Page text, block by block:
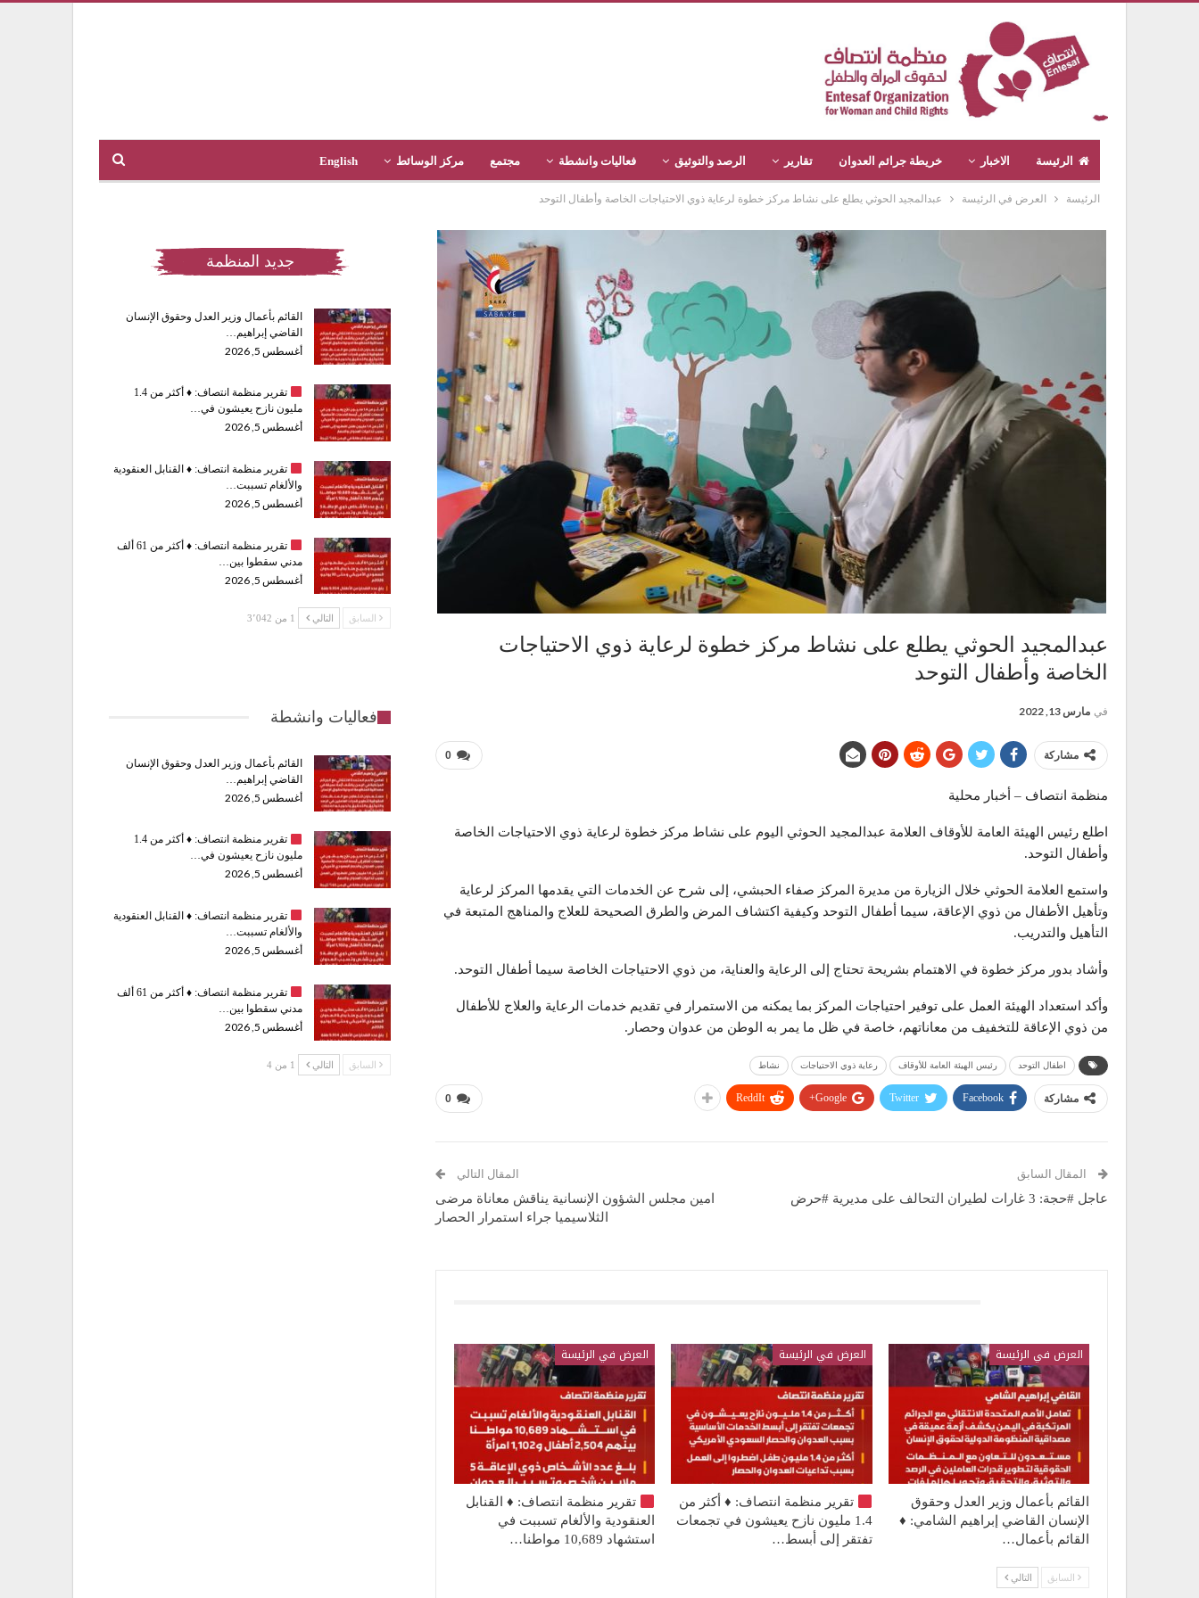
الرئيسة الاخبار خريطة جرائم العدوان تقارير الرصد والتوثيق فعاليات وانشطة مجتمع مركز الوسائط English
الرئيسة العرض في الرئيسة عبدالمجيد الحوثي يطلع على نشاط مركز خطوة لرعاية ذوي الاحتياجات الخاصة وأطفال التوحد
عبدالمجيد الحوثي يطلع على نشاط مركز خطوة لرعاية ذوي الاحتياجات
الخاصة وأطفال التوحد
في مارس 13, 2022
0 مشاركة
منظمة انتصاف – أخبار محلية
اطلع رئيس الهيئة العامة للأوقاف العلامة عبدالمجيد الحوثي اليوم على نشاط مركز خطوة لرعاية ذوي الاحتياجات الخاصة
وأطفال التوحد.
واستمع العلامة الحوثي خلال الزيارة من مديرة المركز صفاء الحبشي، إلى شرح عن الخدمات التي يقدمها المركز لرعاية
وتأهيل الأطفال من ذوي الإعاقة، سيما أطفال التوحد وكيفية اكتشاف المرض والطرق الصحيحة للعلاج والمناهج المتبعة في
التأهيل والتدريب.
وأشاد بدور مركز خطوة في الاهتمام بشريحة تحتاج إلى الرعاية والعناية، من ذوي الاحتياجات الخاصة سيما أطفال التوحد.
وأكد استعداد الهيئة العمل على توفير احتياجات المركز بما يمكنه من الاستمرار في تقديم خدمات الرعاية والعلاج للأطفال
من ذوي الإعاقة للتخفيف من معاناتهم، خاصة في ظل ما يمر به الوطن من عدوان وحصار.
اطفال التوحد رئيس الهيئة العامة للأوقاف رعاية ذوي الاحتياجات نشاط
0 مشاركة Facebook
Twitter
Google+
ReddIt
المقال السابق
عاجل #حجة: 3 غارات لطيران التحالف على مديرية #حرض
المقال التالي
امين مجلس الشؤون الإنسانية يناقش معاناة مرضى
الثلاسيميا جراء استمرار الحصار
العرض في الرئيسة
القائم بأعمال وزير العدل وحقوق
الإنسان القاضي إبراهيم الشامي: ♦️
القائم بأعمال…
العرض في الرئيسة
تقرير منظمة انتصاف: ♦️ أكثر من
1.4 مليون نازح يعيشون في تجمعات
تفتقر إلى أبسط…
العرض في الرئيسة
تقرير منظمة انتصاف: ♦️القنابل
العنقودية والألغام تسببت في
استشهاد 10,689 مواطنا…
السابق التالي
جديد المنظمة
القائم بأعمال وزير العدل وحقوق الإنسان
القاضي إبراهيم…
أغسطس 5, 2026
تقرير منظمة انتصاف: ♦️
أكثر من 1.4
مليون نازح يعيشون في…
أغسطس 5, 2026
تقرير منظمة انتصاف: ♦️القنابل العنقودية
والألغام تسببت…
أغسطس 5, 2026
تقرير منظمة انتصاف: ♦️
أكثر من 61 ألف
مدني سقطوا بين…
أغسطس 5, 2026
السابق التالي 1 من 3٬042
فعاليات وانشطة
القائم بأعمال وزير العدل وحقوق الإنسان
القاضي إبراهيم…
أغسطس 5, 2026
تقرير منظمة انتصاف: ♦️
أكثر من 1.4
مليون نازح يعيشون في…
أغسطس 5, 2026
تقرير منظمة انتصاف: ♦️القنابل العنقودية
والألغام تسببت…
أغسطس 5, 2026
تقرير منظمة انتصاف: ♦️
أكثر من 61 ألف
مدني سقطوا بين…
أغسطس 5, 2026
السابق التالي 1 من 4